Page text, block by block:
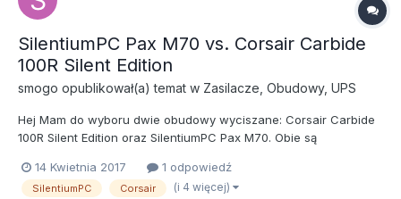
SilentiumPC Pax M70 vs. Corsair Carbide
100R Silent Edition
smogo opublikował(a) temat w Zasilacze, Obudowy, UPS
Hej Mam do wyboru dwie obudowy wyciszane: Corsair Carbide
100R Silent Edition oraz SilentiumPC Pax M70. Obie są
wyborem. Każda ma swoje plusy i minusy - wiadomo. Na
początek określę przyzbliżone wymagania co do konstrukcji: -
14 Kwietnia 2017 1 odpowiedź
SilentiumPC Corsair (i 4 więcej)